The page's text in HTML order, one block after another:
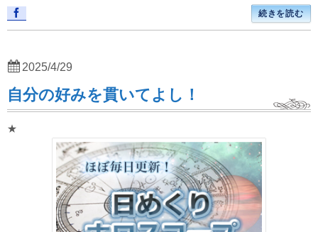
続きを読む
自分の好みを貫いてよし！
★
2025/4/29